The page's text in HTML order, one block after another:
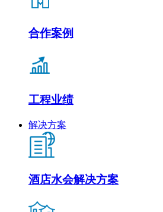
合作案例
工程业绩
解决方案
酒店水会解决方案